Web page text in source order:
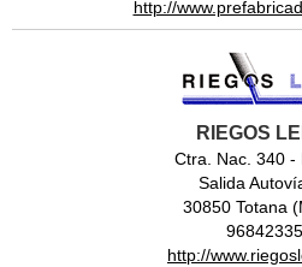
http://
RIEGOS
Ctra. Nac. 340 -
Salida
30850 Totana
http://